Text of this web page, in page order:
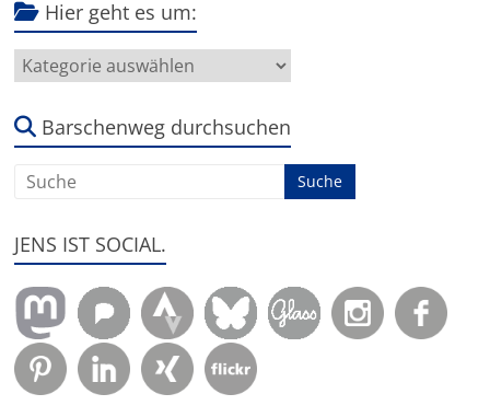
Hier geht es um:
Hier
geht
um:Barschenweg durchsuchen
JENS IST SOCIAL.